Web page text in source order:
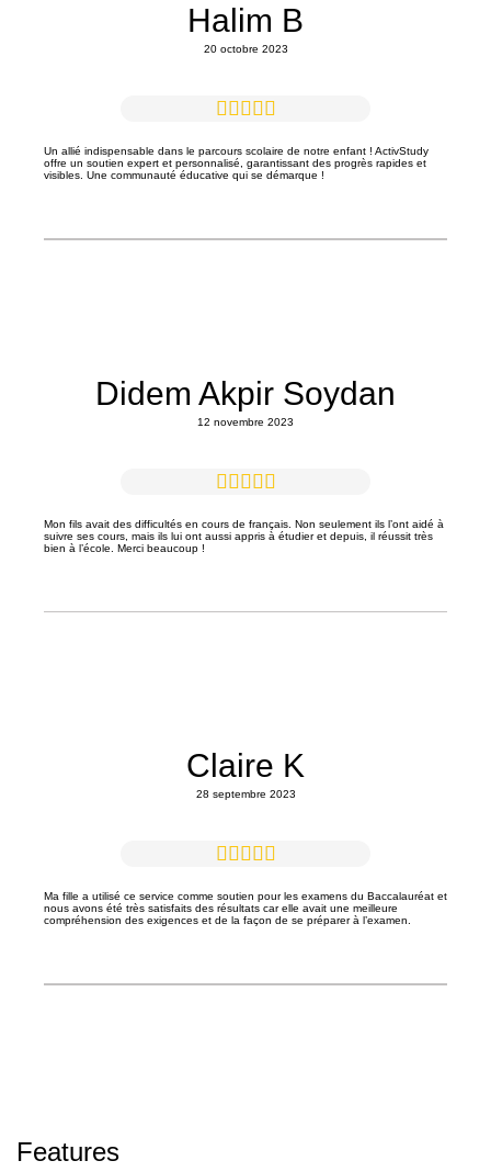
Halim B
20 octobre 2023
Un allié indispensable dans le parcours scolaire de notre enfant ! ActivStudy
offre un soutien expert et personnalisé, garantissant des progrès rapides et
visibles. Une communauté éducative qui se démarque !
Didem Akpir Soydan
12 novembre 2023
Mon fils avait des difficultés en cours de français. Non seulement ils l’ont aidé à
suivre ses cours, mais ils lui ont aussi appris à étudier et depuis, il réussit très
bien à l’école. Merci beaucoup !
Claire K
28 septembre 2023
Ma fille a utilisé ce service comme soutien pour les examens du Baccalauréat et
nous avons été très satisfaits des résultats car elle avait une meilleure
compréhension des exigences et de la façon de se préparer à l’examen.
Features